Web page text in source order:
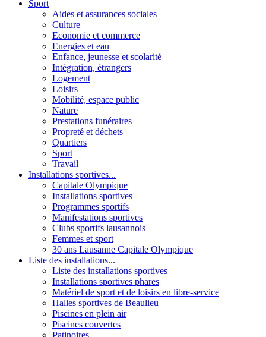
Sport
Aides et assurances sociales
Culture
Economie et commerce
Energies et eau
Enfance, jeunesse et scolarité
Intégration, étrangers
Logement
Loisirs
Mobilité, espace public
Nature
Prestations funéraires
Propreté et déchets
Quartiers
Sport
Travail
Installations sportives...
Capitale Olympique
Installations sportives
Programmes sportifs
Manifestations sportives
Clubs sportifs lausannois
Femmes et sport
30 ans Lausanne Capitale Olympique
Liste des installations...
Liste des installations sportives
Installations sportives phares
Matériel de sport et de loisirs en libre-service
Halles sportives de Beaulieu
Piscines en plein air
Piscines couvertes
Patinoires